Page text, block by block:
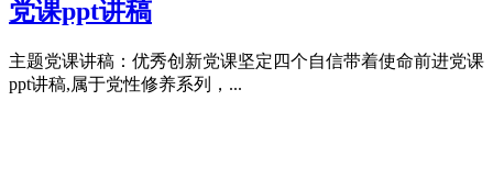
党课ppt讲稿
主题党课讲稿：优秀创新党课坚定四个自信带着使命前进党课
ppt讲稿,属于党性修养系列，...